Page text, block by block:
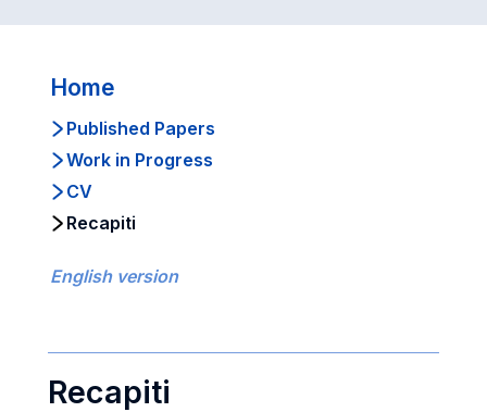
Home
Published Papers
Work in Progress
CV
Recapiti
English version
Recapiti